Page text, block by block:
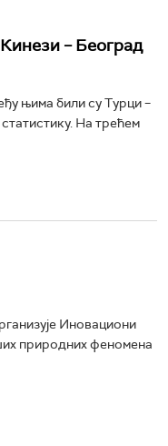
Кинези – Београд
њима били су Турци –
На трећем
Иновациони
природних феномена